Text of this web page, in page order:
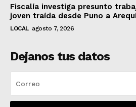
Fiscalía investiga presunto
joven traída desde Puno a
LOCAL agosto 7, 2026
Dejanos tus datos